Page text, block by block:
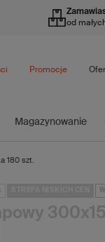
od
Magazynowanie
Promocje
180 szt.